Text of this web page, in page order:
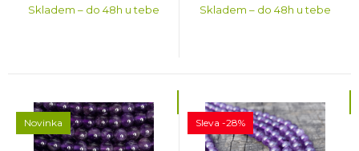
Skladem – do 48h u tebe Skladem – do 48h u tebe
Novinka Sleva -28%